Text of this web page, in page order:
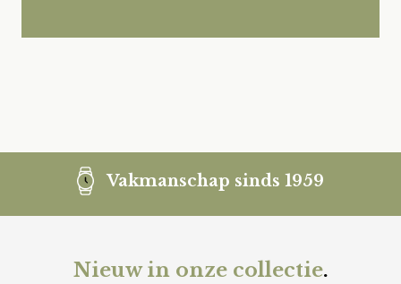
Vakmanschap sinds 1959
Nieuw in onze collectie.